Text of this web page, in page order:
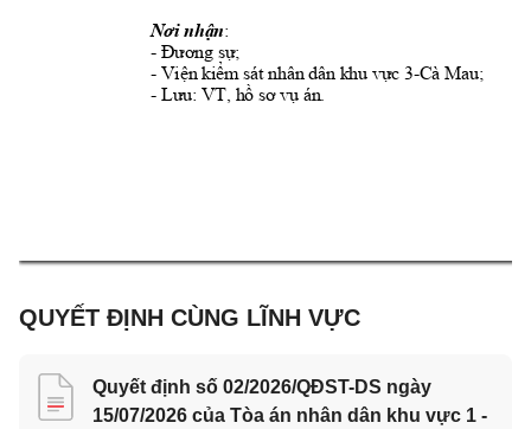
Nơi nhận:
- Đương sự;
- Viện kiểm sát nhân dân khu vực 3-Cà Mau;
- Lưu: VT, hồ sơ vụ án.
QUYẾT ĐỊNH CÙNG LĨNH VỰC
Quyết định số 02/2026/QĐST-DS ngày
15/07/2026 của Tòa án nhân dân khu vực 1 -